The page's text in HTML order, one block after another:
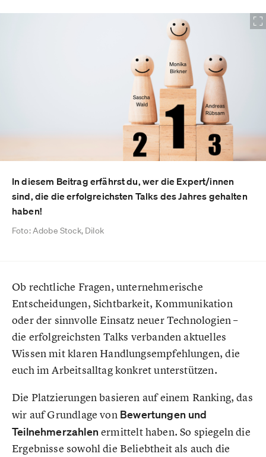
In diesem Beitrag erfährst du, wer die Expert/innen
sind, die die erfolgreichsten Talks des Jahres gehalten
haben!
Foto: Adobe Stock, Dilok
Ob rechtliche Fragen, unternehmerische
Entscheidungen, Sichtbarkeit, Kommunikation
oder der sinnvolle Einsatz neuer Technologien –
die erfolgreichsten Talks verbanden aktuelles
Wissen mit klaren Handlungsempfehlungen, die
euch im Arbeitsalltag konkret unterstützen.
Die Platzierungen basieren auf einem Ranking, das
wir auf Grundlage von Bewertungen und
Teilnehmerzahlenermittelt haben. So spiegeln die
Ergebnisse sowohl die Beliebtheit als auch die